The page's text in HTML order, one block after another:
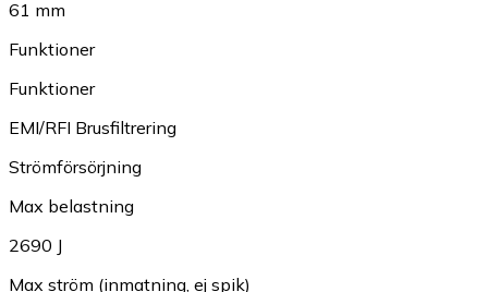
61 mm
Funktioner
Funktioner
EMI/RFI Brusfiltrering
Strömförsörjning
Max belastning
2690 J
Max ström (inmatning, ej spik)